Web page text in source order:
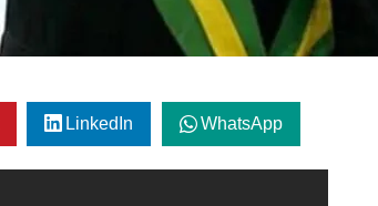
LinkedIn WhatsApp